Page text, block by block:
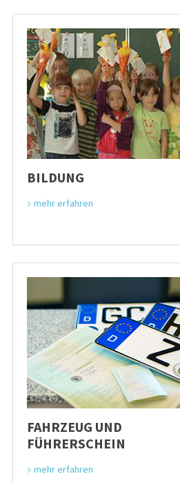
BILDUNG
mehr erfahren
FAHRZEUG UND
FÜHRERSCHEIN
mehr erfahren